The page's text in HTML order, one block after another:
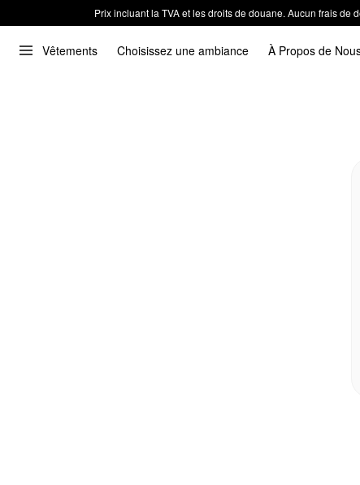
Prix incluant la TVA et les droits de douane. Aucun frais de
Vêtements Choisissez une ambiance À Propos de